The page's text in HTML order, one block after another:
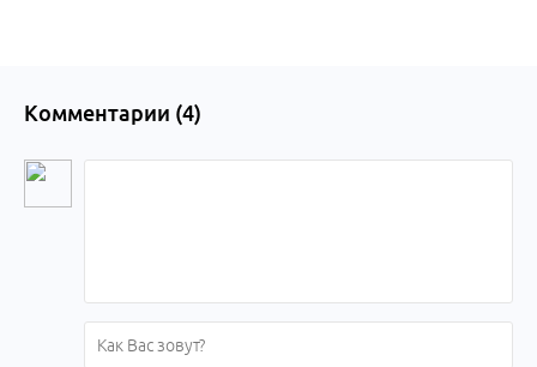
Комментарии (4)